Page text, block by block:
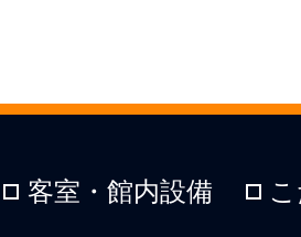
客室・館内設備